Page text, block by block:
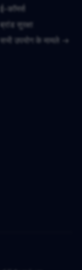
ई-कॉमर्स
ब्रांड सुरक्षा
सभी उपयोग के मामले